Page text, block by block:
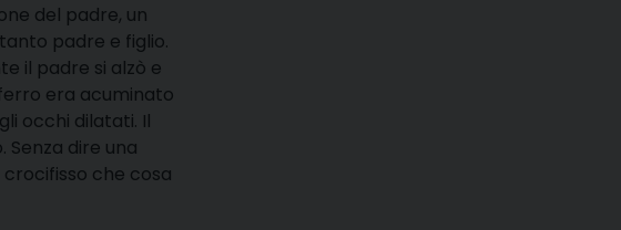
del padre, un
padre e figlio.
il padre si alzò e
era acuminato
occhi dilatati. Il
dire una
che cosa